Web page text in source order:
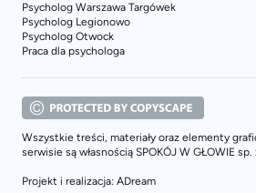
Psycholog Warszawa Targówek
Psycholog Legionowo
Psycholog Otwock
Praca dla psychologa
Wszystkie treści, materiały oraz elementy
serwisie są własnością SPOKÓJ W GŁOWIE sp.
Projekt i realizacja: ADream